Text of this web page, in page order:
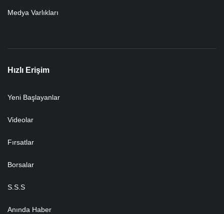
Medya Varlıkları
Hızlı Erişim
Yeni Başlayanlar
Videolar
Fırsatlar
Borsalar
S.S.S
Anında Haber